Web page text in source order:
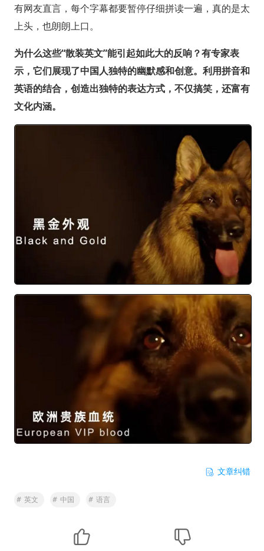
有网友直言，每个字幕都要暂停仔细拼读一遍，真的是太
上头，也朗朗上口。
为什么这些“散装英文”能引起如此大的反响？有专家表
示，它们展现了中国人独特的幽默感和创意。利用拼音和
英语的结合，创造出独特的表达方式，不仅搞笑，还富有
文化内涵。
文章纠错
# 英文 # 中国 # 语言